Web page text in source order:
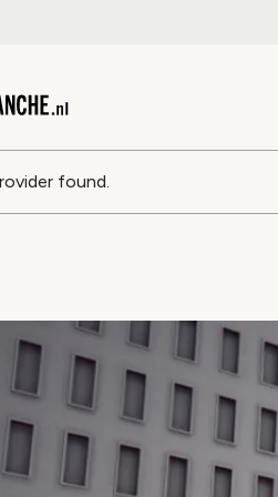
found.